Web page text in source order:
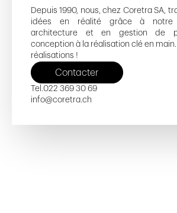
Depuis 1990, nous, chez Coretra SA,
idées en réalité grâce à notre
architecture et en gestion de
conception à la réalisation clé en
réalisations !
Contacter
Tel.022 369 30 69
info@coretra.ch